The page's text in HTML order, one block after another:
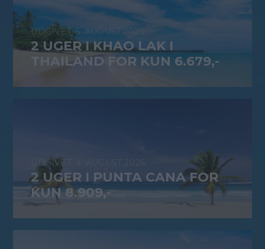
5. AUGUST 2026
2 UGER I KHAO LAK I
THAILAND FOR KUN 6.679,-
2 UGER I PUNTA CANA FOR
KUN 8.909,-